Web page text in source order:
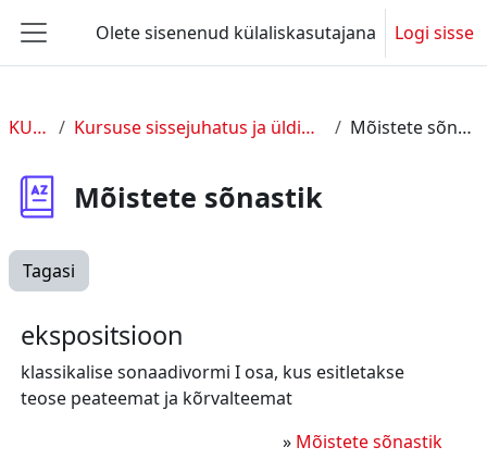
Küljepaneel
Olete sisenenud külaliskasutajana Logi sisse
KUL 2 Kursuse sissejuhatus ja üldine info Mõistete sõnastik
Mõistete sõnastik
Tagasi
ekspositsioon
klassikalise sonaadivormi I osa, kus esitletakse
teose peateemat ja kõrvalteemat
» Mõistete sõnastik